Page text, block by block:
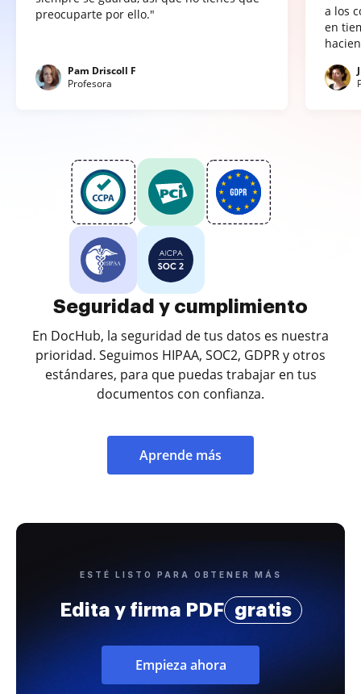
preocuparte por ello."
Pam Driscoll F
Profesora
a los
en
Seguridad y cumplimiento
En DocHub, la seguridad de tus datos es nuestra
prioridad. Seguimos HIPAA, SOC2, GDPR y otros
estándares, para que puedas trabajar en tus
documentos con confianza.
Aprende más
ESTÉ LISTO PARA OBTENER MÁS
Edita y firma PDF gratis
Empieza ahora